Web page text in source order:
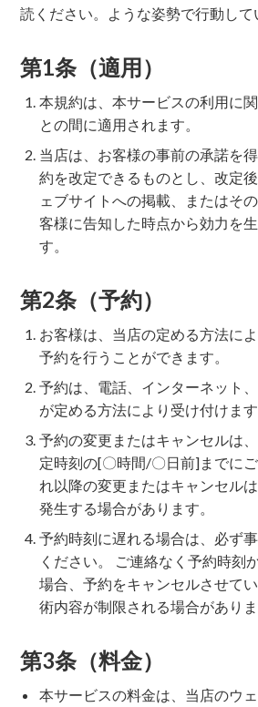
読ください。ような姿勢で行動して
第1条（適用）
本規約は、本サービスの利用に
との間に適用されます。
当店は、お客様の事前の承諾を
約を改定できるものとし、改定
ェブサイトへの掲載、またはそ
客様に告知した時点から効力を
す。
第2条（予約）
お客様は、当店の定める方法に
予約を行うことができます。
予約は、電話、インターネット
が定める方法により受け付けます
予約の変更またはキャンセルは
定時刻の[〇時間/〇日前]までに
れ以降の変更またはキャンセル
発生する場合があります。
予約時刻に遅れる場合は、必ず
ください。 ご連絡なく予約時刻
場合、予約をキャンセルさせて
術内容が制限される場合がありま
第3条（料金）
本サービスの料金は、当店のウェ